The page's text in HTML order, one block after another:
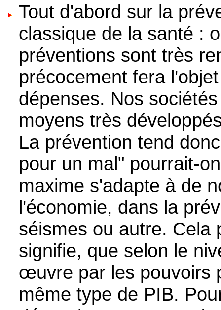
Tout d'abord sur la
classique de la santé :
préventions sont très
précocement fera
dépenses. Nos
moyens très
La prévention tend
pour un mal" pourrait-
maxime s'adapte à de
l'économie, dans la
séismes ou autre. Cela
signifie, que selon le
œuvre par les pouvoirs
même type de PIB.